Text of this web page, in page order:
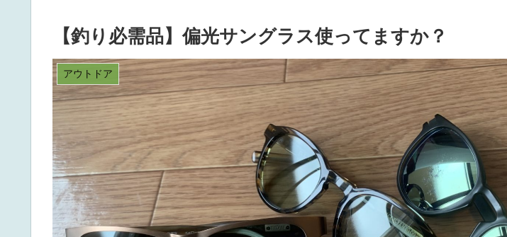
【釣り必需品】偏光サングラス使ってますか？
アウトドア